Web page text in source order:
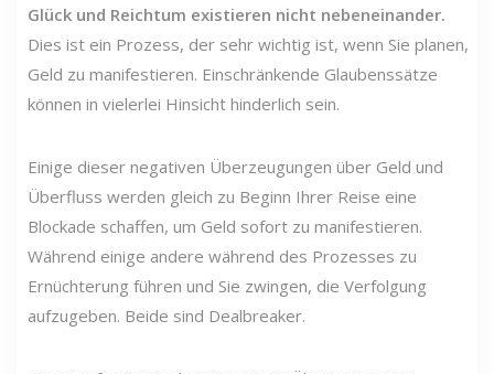
Glück und Reichtum existieren nicht nebeneinander.
Dies ist ein Prozess, der sehr wichtig ist, wenn Sie planen,
Geld zu manifestieren. Einschränkende Glaubenssätze
können in vielerlei Hinsicht hinderlich sein.
Einige dieser negativen Überzeugungen über Geld und
Überfluss werden gleich zu Beginn Ihrer Reise eine
Blockade schaffen, um Geld sofort zu manifestieren.
Während einige andere während des Prozesses zu
Ernüchterung führen und Sie zwingen, die Verfolgung
aufzugeben. Beide sind Dealbreaker.